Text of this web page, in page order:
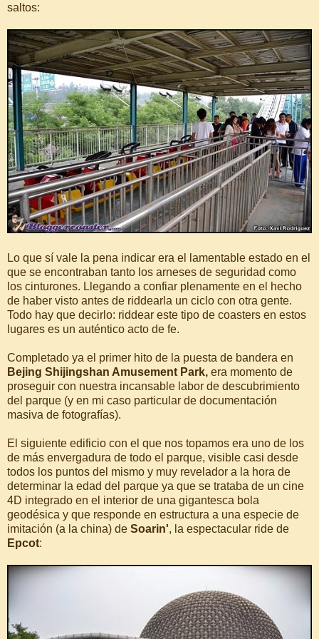
saltos:
Lo que sí vale la pena indicar era el lamentable estado en el
que se encontraban tanto los arneses de seguridad como
los cinturones. Llegando a confiar plenamente en el hecho
de haber visto antes de riddearla un ciclo con otra gente.
Todo hay que decirlo: riddear este tipo de coasters en estos
lugares es un auténtico acto de fe.
Completado ya el primer hito de la puesta de bandera en
Bejing Shijingshan Amusement Park, era momento de
proseguir con nuestra incansable labor de descubrimiento
del parque (y en mi caso particular de documentación
masiva de fotografías).
El siguiente edificio con el que nos topamos era uno de los
de más envergadura de todo el parque, visible casi desde
todos los puntos del mismo y muy revelador a la hora de
determinar la edad del parque ya que se trataba de un cine
4D integrado en el interior de una gigantesca bola
geodésica y que responde en estructura a una especie de
imitación (a la china) de Soarin', la espectacular ride de
Epcot: